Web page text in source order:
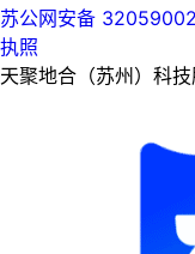
苏公网安备
执照
天聚地合（苏州）科